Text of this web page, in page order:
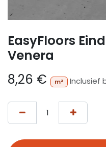
EasyFloors
Venera
8,26 € m² Inclusief